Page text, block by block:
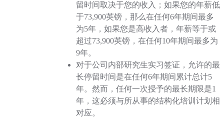
留时间取决于您的收入；如果您的年薪低
于73,900英镑，那么在任何6年期间最多
为5年，如果您是高收入者，年薪等于或
超过73,900英镑，在任何10年期间最多为
9年。
对于公司内部研究生实习签证，允许的最
长停留时间是在任何6年期间累计总计5
年。然而，任何一次授予的最长期限是1
年，这必须与所从事的结构化培训计划相
对应。